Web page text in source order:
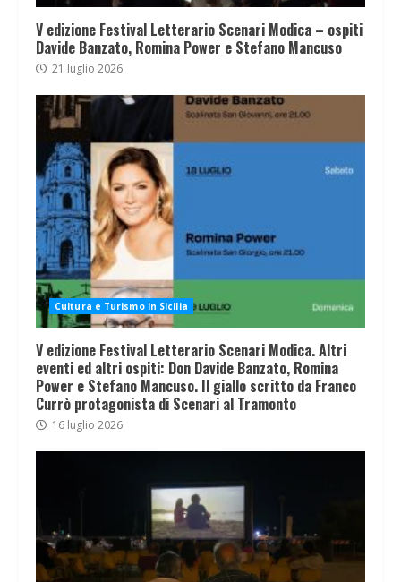
V edizione Festival Letterario Scenari Modica – ospiti
Davide Banzato, Romina Power e Stefano Mancuso
21 luglio 2026
Cultura e Turismo in Sicilia
V edizione Festival Letterario Scenari Modica. Altri
eventi ed altri ospiti: Don Davide Banzato, Romina
Power e Stefano Mancuso. Il giallo scritto da Franco
Currò protagonista di Scenari al Tramonto
16 luglio 2026